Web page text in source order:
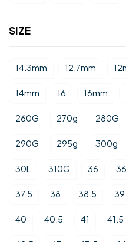
SIZE
14.3mm 12.7mm
14mm 16 16mm
260G 270g 280G
290G 295g 300g
30L 310G 36
37.5 38 38.5 39
40 40.5 41 41.5